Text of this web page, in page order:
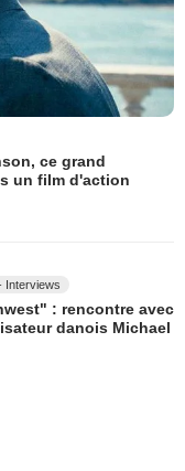
ce grand
un film d'action
Interviews
: rencontre avec
danois Michael